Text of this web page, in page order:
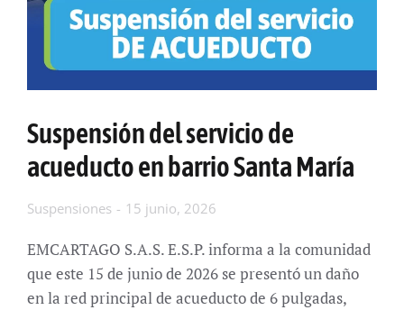
Suspensión del servicio de
acueducto en barrio Santa María
Suspensiones 15 junio, 2026
EMCARTAGO S.A.S. E.S.P. informa a la comunidad
que este 15 de junio de 2026 se presentó un daño
en la red principal de acueducto de 6 pulgadas,